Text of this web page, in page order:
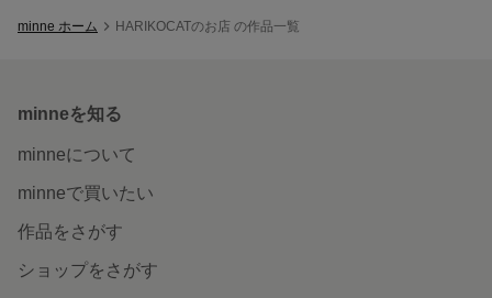
minne ホーム HARIKOCATのお店 の作品一覧
minneを知る
minneについて
minneで買いたい
作品をさがす
ショップをさがす